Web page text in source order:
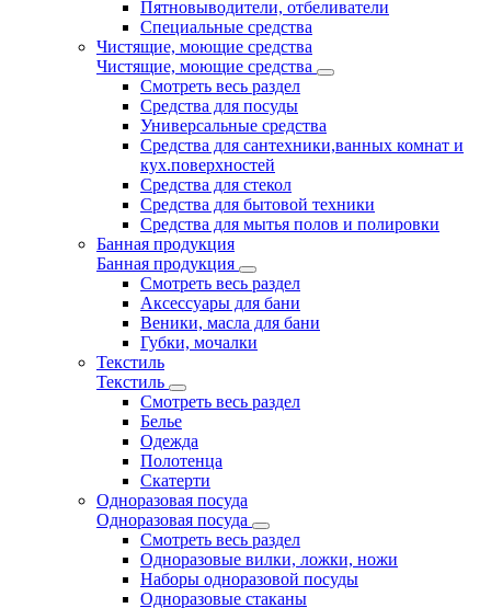
Пятновыводители, отбеливатели
Специальные средства
Чистящие, моющие средства
Чистящие, моющие средства
Смотреть весь раздел
Средства для посуды
Универсальные средства
Средства для сантехники,ванных комнат и
кух.поверхностей
Средства для стекол
Средства для бытовой техники
Средства для мытья полов и полировки
Банная продукция
Банная продукция
Смотреть весь раздел
Аксессуары для бани
Веники, масла для бани
Губки, мочалки
Текстиль
Текстиль
Смотреть весь раздел
Белье
Одежда
Полотенца
Скатерти
Одноразовая посуда
Одноразовая посуда
Смотреть весь раздел
Одноразовые вилки, ложки, ножи
Наборы одноразовой посуды
Одноразовые стаканы